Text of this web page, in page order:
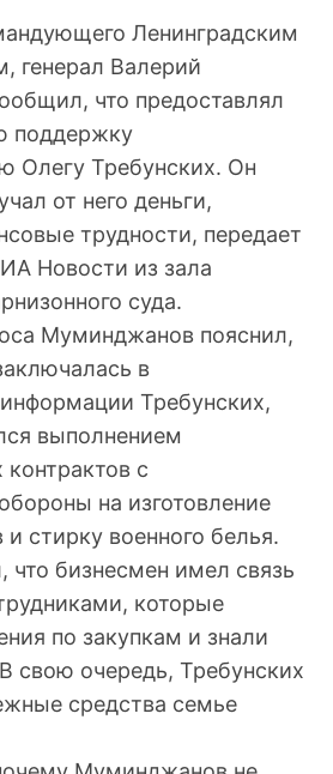
Ленинградским
генерал Валерий
что предоставлял
поддержку
Олегу Требунских. Он
от него деньги,
трудности, передает
Новости из зала
суда.
Муминджанов пояснил,
в
Требунских,
выполнением
контрактов с
на изготовление
стирку военного белья.
что бизнесмен имел связь
которые
по закупкам и знали
свою очередь, Требунских
средства семье